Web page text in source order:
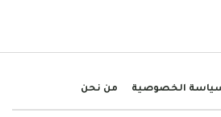
الخصوصية من نحن